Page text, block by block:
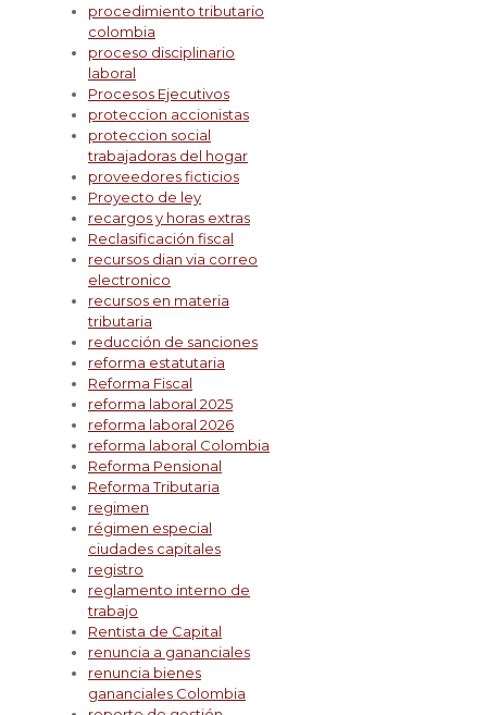
procedimiento tributario
colombia
proceso disciplinario
laboral
Procesos Ejecutivos
proteccion accionistas
proteccion social
trabajadoras del hogar
proveedores ficticios
Proyecto de ley
recargos y horas extras
Reclasificación fiscal
recursos dian via correo
electronico
recursos en materia
tributaria
reducción de sanciones
reforma estatutaria
Reforma Fiscal
reforma laboral 2025
reforma laboral 2026
reforma laboral Colombia
Reforma Pensional
Reforma Tributaria
regimen
régimen especial
ciudades capitales
registro
reglamento interno de
trabajo
Rentista de Capital
renuncia a gananciales
renuncia bienes
gananciales Colombia